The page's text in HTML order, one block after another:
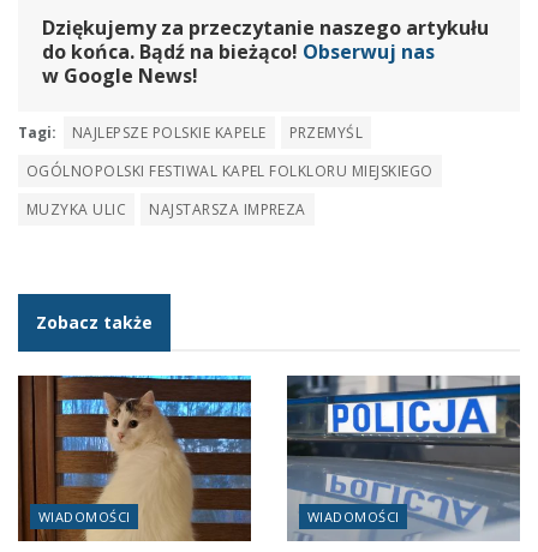
Dziękujemy za przeczytanie naszego artykułu
do końca. Bądź na bieżąco! Obserwuj nas
w Google News!
Tagi: NAJLEPSZE POLSKIE KAPELE
PRZEMYŚL
OGÓLNOPOLSKI FESTIWAL KAPEL FOLKLORU MIEJSKIEGO
MUZYKA ULIC
NAJSTARSZA IMPREZA
Zobacz także
WIADOMOŚCI WIADOMOŚCI